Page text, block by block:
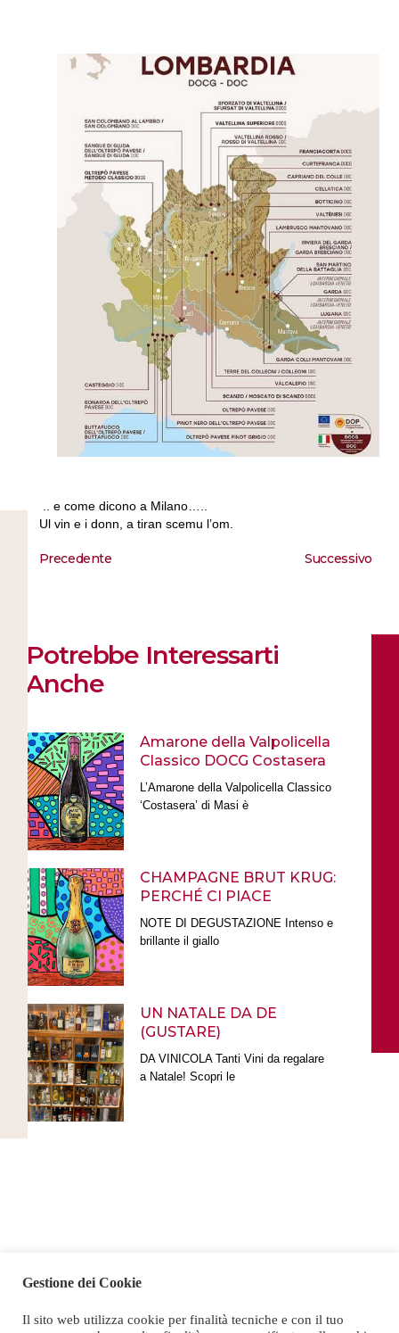
.. e come dicono a Milano…..
Ul vin e i donn, a tiran scemu l’om.
Precedente Successivo
Potrebbe Interessarti
Anche
Amarone della Valpolicella
Classico DOCG Costasera
L’Amarone della Valpolicella Classico
‘Costasera’ di Masi è
CHAMPAGNE BRUT KRUG:
PERCHÉ CI PIACE
NOTE DI DEGUSTAZIONE Intenso e
brillante il giallo
UN NATALE DA DE
(GUSTARE)
DA VINICOLA Tanti Vini da regalare
a Natale! Scopri le
Chiamaci e fai il tuo ordine
Gestione dei Cookie
Il sito web utilizza cookie per finalità tecniche e con il tuo